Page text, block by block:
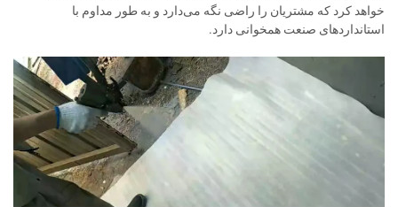
خواهد کرد که مشتریان را راضی نگه می‌دارد و به طور مداوم با
استانداردهای صنعت همخوانی دارد.